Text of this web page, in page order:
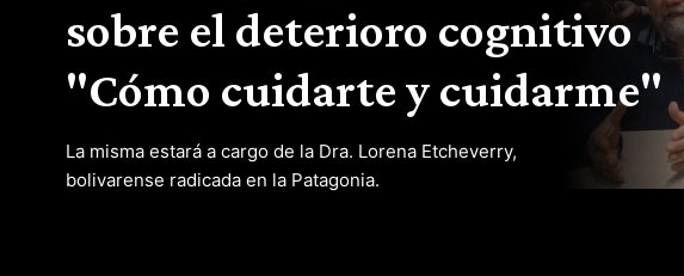
sobre el deterioro cognitivo
"Cómo cuidarte y cuidarme"
La misma estará a cargo de la Dra. Lorena Etcheverry,
bolivarense radicada en la Patagonia.